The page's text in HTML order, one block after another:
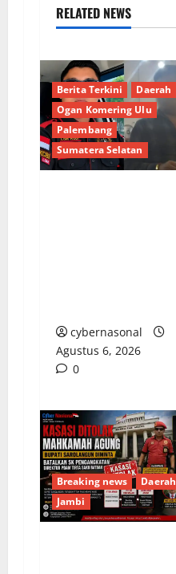
RELATED NEWS
Berita Terkini
Daerah
Ogan Komering Ulu
Palembang
Sumatera Selatan
cybernasonal
Agustus 6, 2026
0
Breaking news
Daerah
Jambi